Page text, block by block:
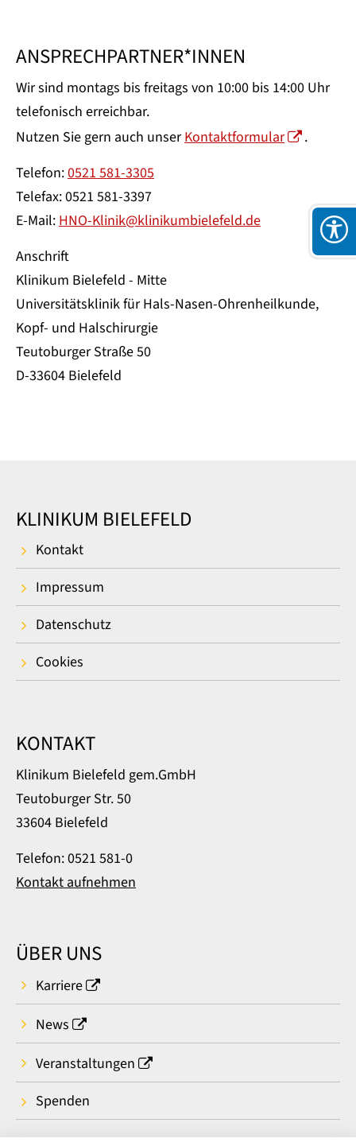
ANSPRECHPARTNER*INNEN
Wir sind montags bis freitags von 10:00 bis 14:00 Uhr
telefonisch erreichbar.
Nutzen Sie gern auch unserKontaktformular
.
Telefon:0521 581-3305
Telefax: 0521 581-3397
E-Mail:HNO-Klinik@klinikumbielefeld.de
Anschrift
Klinikum Bielefeld - Mitte
Universitätsklinik für Hals-Nasen-Ohrenheilkunde,
Kopf- und Halschirurgie
Teutoburger Straße 50
D-33604 Bielefeld
KLINIKUM BIELEFELD
Kontakt
Impressum
Datenschutz
Cookies
KONTAKT
Klinikum Bielefeld gem.GmbH
Teutoburger Str. 50
33604 Bielefeld
Telefon: 0521 581-0
Kontakt aufnehmen
ÜBER UNS
Karriere
News
Veranstaltungen
Spenden